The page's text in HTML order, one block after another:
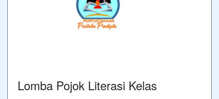
Lomba Pojok Literasi Kelas